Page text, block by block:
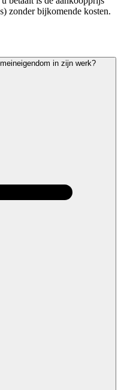
zonder bijkomende kosten.
in zijn werk?